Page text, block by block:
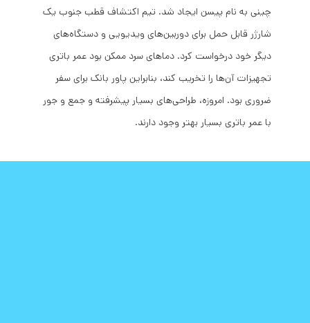
چینی به نام پیسن ایجاد شد. تیم اکتشاف قطب جنوب یک
شارژر قابل حمل برای دوربین‌های ویدیویی و دستگاه‌های
دیگر خود درخواست کرد. دماهای سرد ممکن بود عمر باتری
تجهیزات آن‌ها را تخریب کند، بنابراین پاور بانک برای سفر
ضروری بود. امروزه، طراحی‌های بسیار پیشرفته و جمع و جور
با عمر باتری بسیار بهتر وجود دارند.